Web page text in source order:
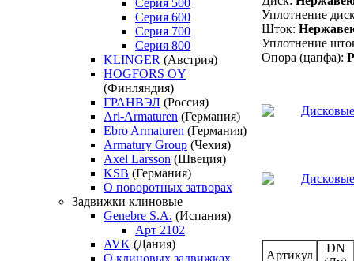
Серия 500
Серия 600
Серия 700
Серия 800
KLINGER (Австрия)
HOGFORS OY
(Финляндия)
ГРАНВЭЛ (Россия)
Ari-Armaturen (Германия)
Ebro Armaturen (Германия)
Armatury Group (Чехия)
Axel Larsson (Швеция)
KSB (Германия)
О поворотных затворах
Задвижки клиновые
Genebre S.A. (Испания)
Арт 2102
AVK (Дания)
О клиновых задвижках
Уплотнение
Шток:
Уплотнение
Опора (цапфа):
Артикул
DN